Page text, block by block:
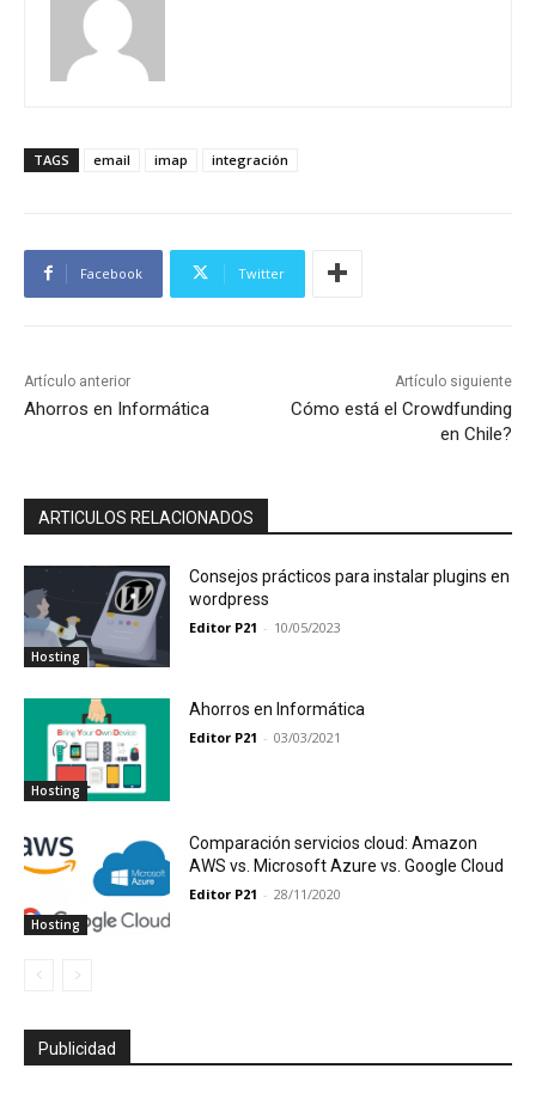
TAGS email imap integración
Facebook Twitter
Artículo anterior
Ahorros en Informática
Artículo siguiente
Cómo está el Crowdfunding
en Chile?
ARTICULOS RELACIONADOS
Hosting
Consejos prácticos para instalar plugins en
wordpress
Editor P21 - 10/05/2023
Hosting
Ahorros en Informática
Editor P21 - 03/03/2021
Hosting
Comparación servicios cloud: Amazon
AWS vs. Microsoft Azure vs. Google Cloud
Editor P21 - 28/11/2020
Publicidad